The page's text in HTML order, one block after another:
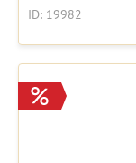
ID: 19982